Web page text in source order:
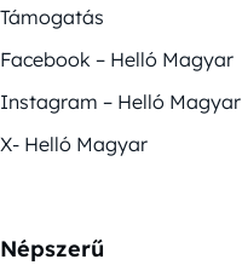
Támogatás
Facebook – Helló Magyar
Instagram – Helló Magyar
X- Helló Magyar
Népszerű